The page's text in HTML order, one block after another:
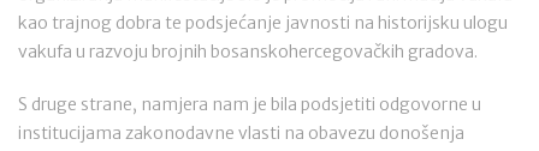
kao trajnog dobra te podsjećanje javnosti na historijsku ulogu
vakufa u razvoju brojnih bosanskohercegovačkih gradova.
S druge strane, namjera nam je bila podsjetiti odgovorne u
institucijama zakonodavne vlasti na obavezu donošenja